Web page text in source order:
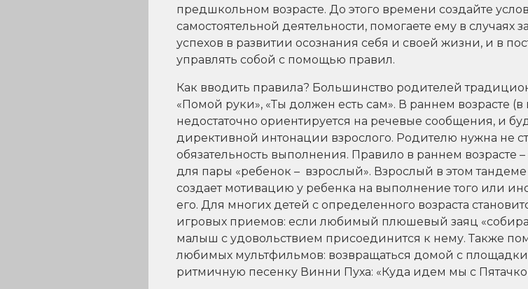
предшкольном возрасте. До этого времени создайте
самостоятельной деятельности, помогаете ему в случаях
успехов в развитии осознания себя и своей жизни, и в
управлять собой с помощью правил.
Как вводить правила? Большинство родителей
«Помой руки», «Ты должен есть сам». В раннем возрасте
недостаточно ориентируется на речевые сообщения, и
директивной интонации взрослого. Родителю нужна не
обязательность выполнения. Правило в раннем возрасте
для пары «ребенок – взрослый». Взрослый в этом
создает мотивацию у ребенка на выполнение того или
его. Для многих детей с определенного возраста
игровых приемов: если любимый плюшевый заяц
малыш с удовольствием присоединится к нему. Также
любимых мультфильмов: возвращаться домой с
ритмичную песенку Винни Пуха: «Куда идем мы с